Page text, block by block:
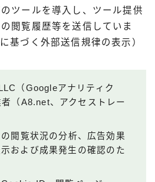
ツールを導入し、ツール提供
閲覧履歴等を送信していま
基づく外部送信規律の表示）
（Googleアナリティク
（A8.net、アクセストレー
の閲覧状況の分析、広告効果
および成果発生の確認のた